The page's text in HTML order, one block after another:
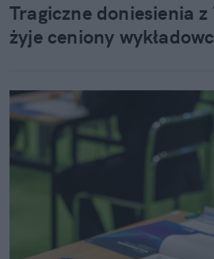
Tragiczne doniesienia
żyje ceniony